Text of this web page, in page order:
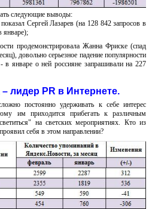
следующие выводы:
Сергей Лазарев (на 128 842 запросов в
январе);
продемонстрировала Жанна Фриске (спад
довольно серьезное падение популярности
в январе о ней россияне запрашивали на 227
лидер PR в Интернете.
постоянно удерживать к себе интерес
им приходится прибегать к различным
на светских мероприятиях. Кто из
себя в этом направлении?